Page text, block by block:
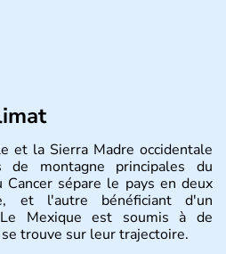
et la Sierra Madre occidentale
montagne principales du
sépare le pays en deux
et l'autre bénéficiant d'un
Mexique est soumis à de
trouve sur leur trajectoire.